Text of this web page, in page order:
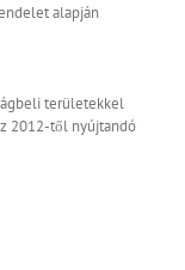
alapján
területekkel
2012-től nyújtandó